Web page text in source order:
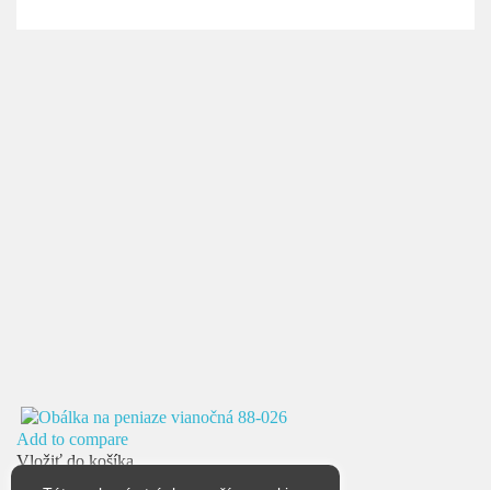
Add to compare
Vložiť do košíka